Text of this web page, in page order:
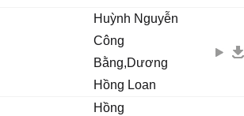
Huỳnh Nguyễn
Công
Bằng,Dương
Hồng Loan
Hồng